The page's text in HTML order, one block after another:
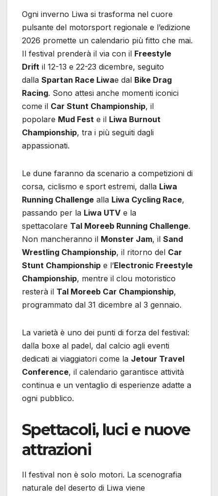
Ogni inverno Liwa si trasforma nel cuore
pulsante del motorsport regionale e l’edizione
2026 promette un calendario più fitto che mai.
Il festival prenderà il via con il Freestyle
Drift il 12-13 e 22-23 dicembre, seguito
dalla Spartan Race Liwae dal Bike Drag
Racing. Sono attesi anche momenti iconici
come il Car Stunt Championship, il
popolare Mud Fest e il Liwa Burnout
Championship, tra i più seguiti dagli
appassionati.
Le dune faranno da scenario a competizioni di
corsa, ciclismo e sport estremi, dalla Liwa
Running Challenge alla Liwa Cycling Race,
passando per la Liwa UTV e la
spettacolare Tal Moreeb Running Challenge.
Non mancheranno il Monster Jam, il Sand
Wrestling Championship, il ritorno del Car
Stunt Championship e l’Electronic Freestyle
Championship, mentre il clou motoristico
resterà il Tal Moreeb Car Championship,
programmato dal 31 dicembre al 3 gennaio.
La varietà è uno dei punti di forza del festival:
dalla boxe al padel, dal calcio agli eventi
dedicati ai viaggiatori come la Jetour Travel
Conference, il calendario garantisce attività
continua e un ventaglio di esperienze adatte a
ogni pubblico.
Spettacoli, luci e nuove
attrazioni
Il festival non è solo motori. La scenografia
naturale del deserto di Liwa viene